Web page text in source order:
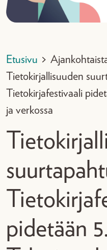
Etusivu >
Tietokirjallisuuden
Tietokirjafestivaali
ja verkossa
pidetään